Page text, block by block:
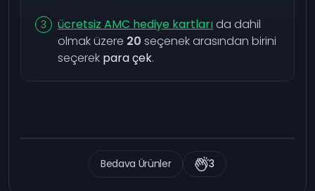
ücretsiz AMC hediye kartlarıda dahil
olmak üzere 20 seçenek arasından birini
seçerek para çek.
Bedava Ürünler 3